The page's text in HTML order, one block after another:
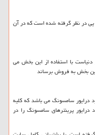
در نظر گرفته شده است که در آن
با استفاده از این بخش می
این بخش به فروش برساند
درایور سامسونگ می باشد که کلیه
درایور پرینترهای سامسونگ را در